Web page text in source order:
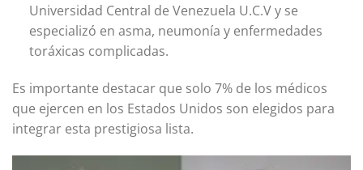
Universidad Central de Venezuela U.C.V y se
especializó en asma, neumonía y enfermedades
toráxicas complicadas.
Es importante destacar que solo 7% de los médicos
que ejercen en los Estados Unidos son elegidos para
integrar esta prestigiosa lista.